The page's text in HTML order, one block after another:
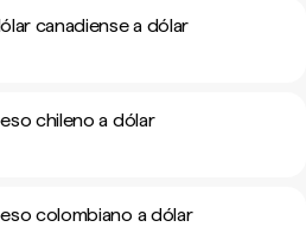
canadiense a dólar
chileno a dólar
colombiano a dólar